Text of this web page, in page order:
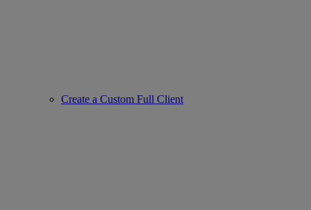
Create a Custom Full Client